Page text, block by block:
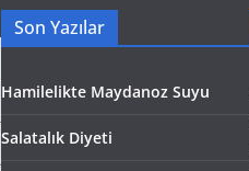
Son Yazılar
Hamilelikte Maydanoz Suyu
Salatalık Diyeti